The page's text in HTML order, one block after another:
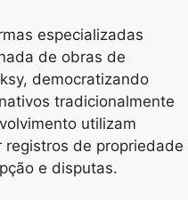
especializadas
de obras de
democratizando
tradicionalmente
utilizam
de propriedade
e disputas.